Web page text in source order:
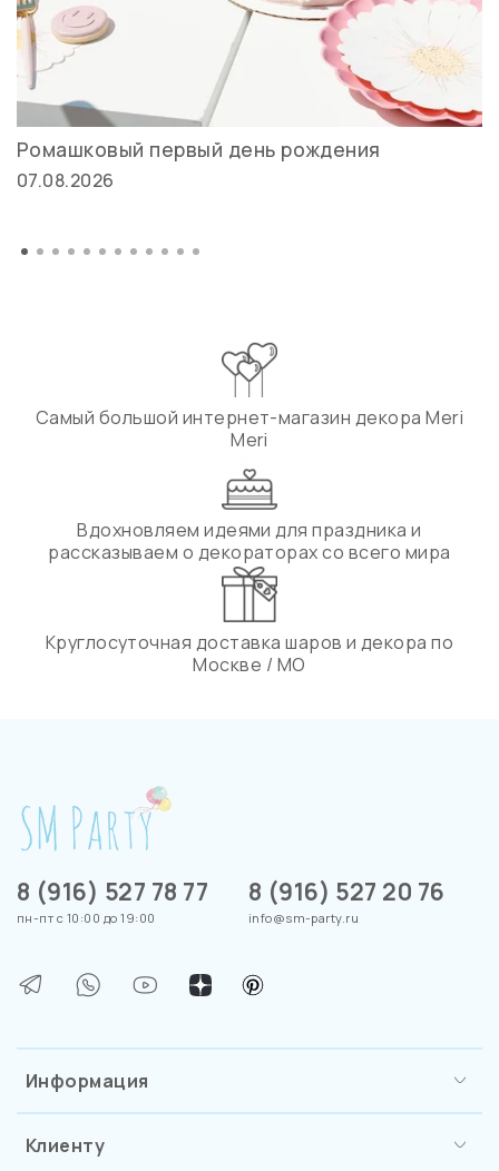
Ромашковый первый день рождения
07.08.2026
Самый большой интернет-магазин декора Meri
Meri
Вдохновляем идеями для праздника и
рассказываем о декораторах со всего мира
Круглосуточная доставка шаров и декора по
Москве / МО
Информация
Клиенту
8 (916) 527 78 77
пн-пт с 10:00 до 19:00
8 (916) 527 20 76
info@sm-party.ru